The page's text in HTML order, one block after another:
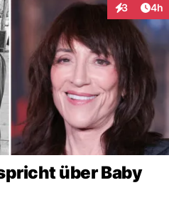
3 4h
über Baby